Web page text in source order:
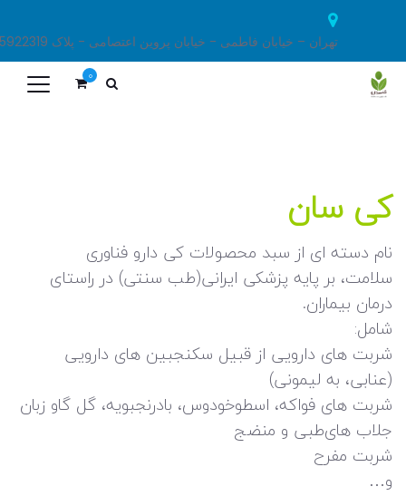
تهران – خیابان فاطمی - خیابان پروین اعتصامی - پلاک 19 919 98+
0
كی سان
نام دسته اى از سبد محصولات كى دارو فناورى
سلامت،‌ بر پایه پزشکی ایرانی(طب سنتی) در راستای
درمان بیماران.
شامل:
شربت هاى دارويى از قبيل سكنجبين هاى دارويى
(عنابى، به ليمونى)
شربت هاى فواكه، اسطوخودوس،‌ بادرنجبويه،‌ گل گاو زبان
جلاب هاى‌طبى‌ و منضج
شربت مفرح
و…